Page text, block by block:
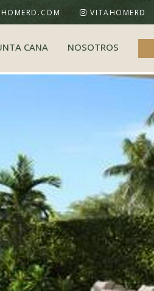
VITAHOMERD
CANA NOSOTROS